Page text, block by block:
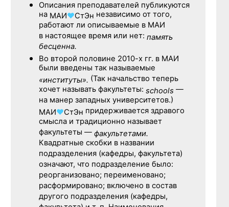
Описания преподавателей публикуются
на МАИ♥СтЭн независимо от того,
работают ли описываемые в МАИ
в настоящее время или нет: память
бесценна.
Во второй половине 2010-х гг. в МАИ
были введены так называемые
«институты». (Так начальство теперь
хочет называть факультеты: schools —
на манер западных университетов.)
МАИ♥СтЭн придерживается здравого
смысла и традиционно называет
факультеты — факультетами.
Квадратные скобки в названии
подразделения (кафедры, факультета)
означают, что подразделение было:
реорганизовано; переименовано;
расформировано; включено в состав
другого подразделения (кафедры,